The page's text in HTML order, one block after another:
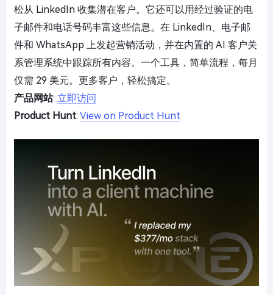
松从 LinkedIn 收集潜在客户。它还可以用经过验证的电
子邮件和电话号码丰富这些信息。在 LinkedIn、电子邮
件和 WhatsApp 上发起营销活动，并在内置的 AI 客户关
系管理系统中跟踪所有内容。一个工具，简单流程，每月
仅需 29 美元。更多客户，轻松搞定。
产品网站: 立即访问
Product Hunt: View on Product Hunt